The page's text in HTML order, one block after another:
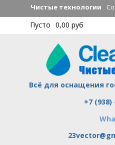
Перейти к
Чистые технологии
Пусто 0,00 руб
Всё для оснащения
Чистые +7 (938)